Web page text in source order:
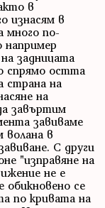
в
изнасям в
много по-
например
задницата
спрямо остта
страна на
на
завъртим
завиваме
волана в
С други
"изправяне на
не е
се
по кривата на